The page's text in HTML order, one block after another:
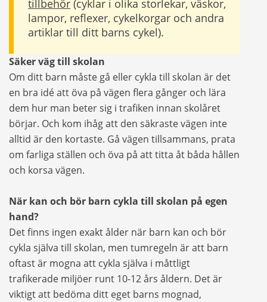
tillbehör (cyklar i olika storlekar, väskor,
lampor, reflexer, cykelkorgar och andra
artiklar till ditt barns cykel).
Säker väg till skolan
Om ditt barn måste gå eller cykla till skolan är det
en bra idé att öva på vägen flera gånger och lära
dem hur man beter sig i trafiken innan skolåret
börjar. Och kom ihåg att den säkraste vägen inte
alltid är den kortaste. Gå vägen tillsammans, prata
om farliga ställen och öva på att titta åt båda hållen
och korsa vägen.
När kan och bör barn cykla till skolan på egen
hand?
Det finns ingen exakt ålder när barn kan och bör
cykla själva till skolan, men tumregeln är att barn
oftast är mogna att cykla själva i måttligt
trafikerade miljöer runt 10-12 års åldern. Det är
viktigt att bedöma ditt eget barns mognad,